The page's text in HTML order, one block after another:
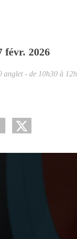
févr. 2026
anglet - de 10h30 à